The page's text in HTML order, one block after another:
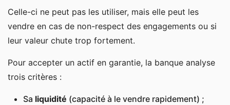
Celle-ci ne peut pas les utiliser, mais elle peut les
vendre en cas de non-respect des engagements ou si
leur valeur chute trop fortement.
Pour accepter un actif en garantie, la banque analyse
trois critères :
Sa liquidité (capacité à le vendre rapidement) ;